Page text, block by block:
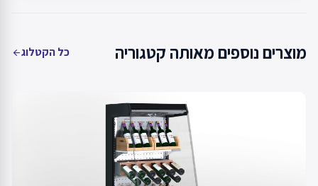
מוצרים נוספים מאותה קטגוריה כל הקטלוגarrow_back